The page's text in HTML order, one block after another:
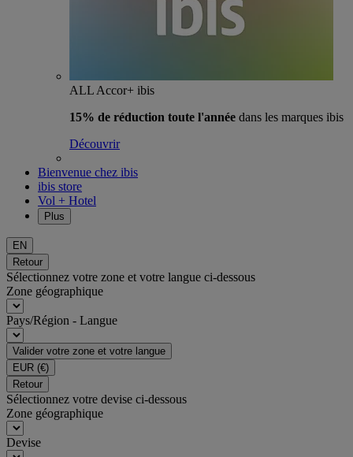
ALL Accor+ ibis
15% de réduction toute l'année dans les marques ibis
Découvrir
Bienvenue chez ibis
ibis store
Vol + Hotel
Plus
EN
Retour
Sélectionnez votre zone et votre langue ci-dessous
Zone géographique
Pays/Région - Langue
Valider votre zone et votre langue
EUR (€)
Retour
Sélectionnez votre devise ci-dessous
Zone géographique
Devise